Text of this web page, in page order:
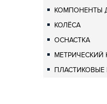
КОМПОНЕНТЫ
КОЛЁСА
ОСНАСТКА
МЕТРИЧЕСКИЙ
ПЛАСТИКОВЫЕ